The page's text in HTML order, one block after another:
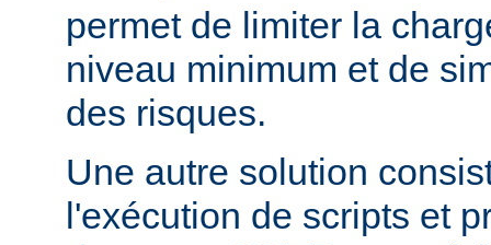
permet de limiter la
niveau minimum et de
des risques.
Une autre solution
l'exécution de scripts et